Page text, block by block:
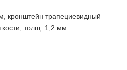
кронштейн трапециевидный
толщ. 1,2 мм